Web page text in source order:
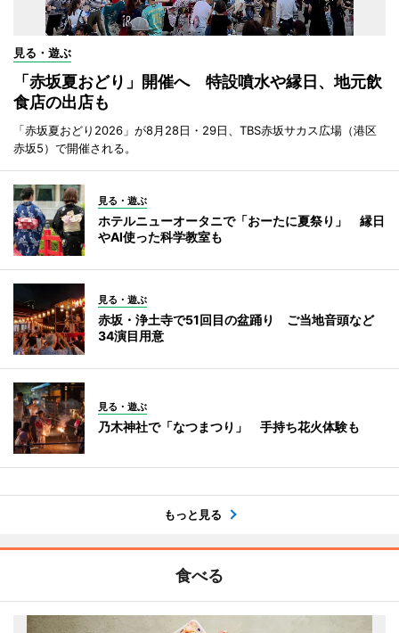
見る・遊ぶ
「赤坂夏おどり」開催へ 特設噴水や縁日、地元飲
食店の出店も
「赤坂夏おどり2026」が8月28日・29日、TBS赤坂サカス広場（港区
赤坂5）で開催される。
見る・遊ぶ
ホテルニューオータニで「おーたに夏祭り」 縁日
やAI使った科学教室も
見る・遊ぶ
赤坂・浄土寺で51回目の盆踊り ご当地音頭など
34演目用意
見る・遊ぶ
乃木神社で「なつまつり」 手持ち花火体験も
もっと見る
食べる